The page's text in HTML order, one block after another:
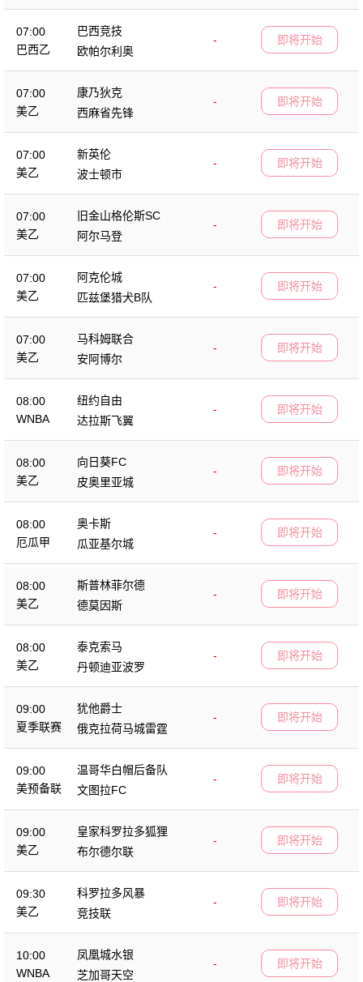
07:00
巴西乙
巴西竞技
-
欧帕尔利奥
即将开始
07:00
美乙
康乃狄克
-
西麻省先锋
即将开始
07:00
美乙
新英伦
-
波士顿市
即将开始
07:00
美乙
旧金山格伦斯SC
-
阿尔马登
即将开始
07:00
美乙
阿克伦城
-
匹兹堡猎犬B队
即将开始
07:00
美乙
马科姆联合
-
安阿博尔
即将开始
08:00
WNBA
纽约自由
-
达拉斯飞翼
即将开始
08:00
美乙
向日葵FC
-
皮奥里亚城
即将开始
08:00
厄瓜甲
奥卡斯
-
瓜亚基尔城
即将开始
08:00
美乙
斯普林菲尔德
-
德莫因斯
即将开始
08:00
美乙
泰克索马
-
丹顿迪亚波罗
即将开始
09:00
夏季联赛
犹他爵士
-
俄克拉荷马城雷霆
即将开始
09:00
美预备联
温哥华白帽后备队
-
文图拉FC
即将开始
09:00
美乙
皇家科罗拉多狐狸
-
布尔德尔联
即将开始
09:30
美乙
科罗拉多风暴
-
竞技联
即将开始
10:00
WNBA
凤凰城水银
-
芝加哥天空
即将开始